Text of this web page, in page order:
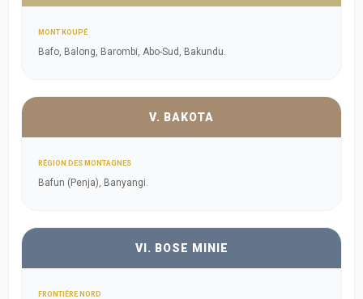
MONT KOUPÉ
Bafo, Balong, Barombi, Abo-Sud, Bakundu.
V. BAKOTA
RÉGION DES MONTAGNES
Bafun (Penja), Banyangi.
VI. BOSE MINIE
FRONTIÈRE NORD